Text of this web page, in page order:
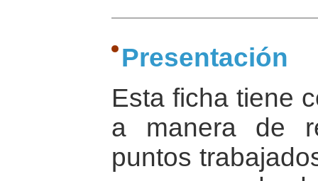
Presentación
Esta ficha tiene
a manera de
puntos